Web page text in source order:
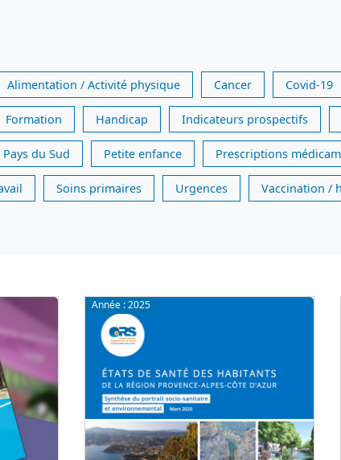
Alimentation / Activité physique Cancer Covid-19
Formation Handicap Indicateurs prospectifs
Pays du Sud Petite enfance Prescriptions
Soins primaires Urgences Vaccination /
Année :2025